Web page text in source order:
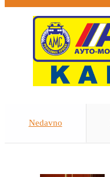
Nedavno